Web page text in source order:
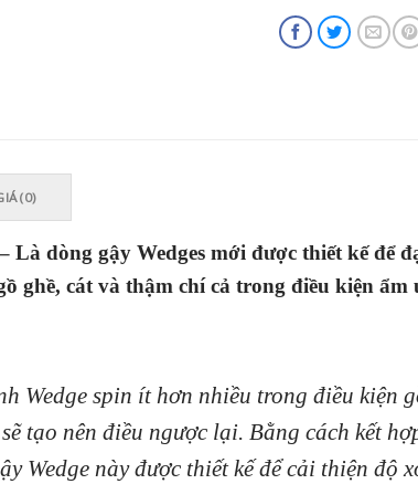
(0)
– Là dòng gậy Wedges mới được thiết kế để
ghề, cát và thậm chí cả trong điều kiện ẩm
Wedge spin ít hơn nhiều trong điều kiện
tạo nên điều ngược lại. Bằng cách kết
Wedge này được thiết kế để cải thiện độ